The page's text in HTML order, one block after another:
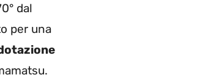
dal
per una